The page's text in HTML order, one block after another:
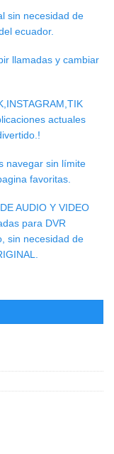
sin necesidad de
ecuador.
llamadas y cambiar
actuales
navegar sin límite
favoritas.
AUDIO Y VIDEO
para DVR
sin necesidad de